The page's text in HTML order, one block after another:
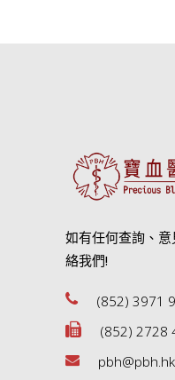
如有任何查詢、
絡我們!
(852) 3971
(852) 2728
pbh@pbh.hk